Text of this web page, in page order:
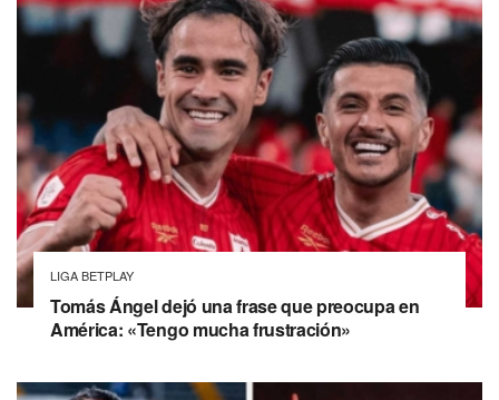
LIGA BETPLAY
Tomás Ángel dejó una frase que preocupa en
América: «Tengo mucha frustración»